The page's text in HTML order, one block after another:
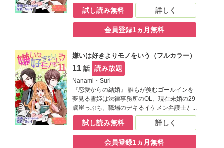
の妄想で心を満たす毎日だけど、ひょんな事
から替え玉お見合いをする事に。そこで現れ
た相手は生涯最高に嫌なヤツで――！？【恋
するソワレ】
試し読み無料 詳しく
会員登録1ヵ月無料
嫌いは好きよりモノをいう（フルカラー）
11 話 読み放題
Nanami・Suri
『恋愛からの結婚』 誰もが羨むゴールインを
夢見る雪姫は法律事務所のOL、現在未婚の29
歳崖っぷち。職場のデキるイケメン弁護士と
の妄想で心を満たす毎日だけど、ひょんな事
から替え玉お見合いをする事に。そこで現れ
た相手は生涯最高に嫌なヤツで――！？【恋
するソワレ】
試し読み無料 詳しく
会員登録1ヵ月無料